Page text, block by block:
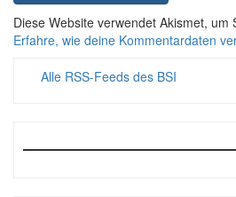
Diese Website verwendet Akismet, um
Erfahre, wie deine Kommentardaten
Alle RSS-Feeds des BSI